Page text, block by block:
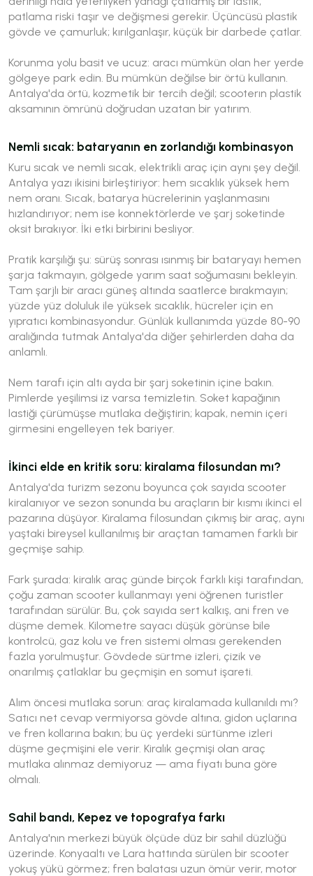
patlama riski taşır ve değişmesi gerekir. Üçüncüsü plastik
gövde ve çamurluk; kırılganlaşır, küçük bir darbede çatlar.
Korunma yolu basit ve ucuz: aracı mümkün olan her yerde
gölgeye park edin. Bu mümkün değilse bir örtü kullanın.
Antalya'da örtü, kozmetik bir tercih değil; scooterın plastik
aksamının ömrünü doğrudan uzatan bir yatırım.
Nemli sıcak: bataryanın en zorlandığı kombinasyon
Kuru sıcak ve nemli sıcak, elektrikli araç için aynı şey değil.
Antalya yazı ikisini birleştiriyor: hem sıcaklık yüksek hem
nem oranı. Sıcak, batarya hücrelerinin yaşlanmasını
hızlandırıyor; nem ise konnektörlerde ve şarj soketinde
oksit bırakıyor. İki etki birbirini besliyor.
Pratik karşılığı şu: sürüş sonrası ısınmış bir bataryayı hemen
şarja takmayın, gölgede yarım saat soğumasını bekleyin.
Tam şarjlı bir aracı güneş altında saatlerce bırakmayın;
yüzde yüz doluluk ile yüksek sıcaklık, hücreler için en
yıpratıcı kombinasyondur. Günlük kullanımda yüzde 80-90
aralığında tutmak Antalya'da diğer şehirlerden daha da
anlamlı.
Nem tarafı için altı ayda bir şarj soketinin içine bakın.
Pimlerde yeşilimsi iz varsa temizletin. Soket kapağının
lastiği çürümüşse mutlaka değiştirin; kapak, nemin içeri
girmesini engelleyen tek bariyer.
İkinci elde en kritik soru: kiralama filosundan mı?
Antalya'da turizm sezonu boyunca çok sayıda scooter
kiralanıyor ve sezon sonunda bu araçların bir kısmı ikinci el
pazarına düşüyor. Kiralama filosundan çıkmış bir araç, aynı
yaştaki bireysel kullanılmış bir araçtan tamamen farklı bir
geçmişe sahip.
Fark şurada: kiralık araç günde birçok farklı kişi tarafından,
çoğu zaman scooter kullanmayı yeni öğrenen turistler
tarafından sürülür. Bu, çok sayıda sert kalkış, ani fren ve
düşme demek. Kilometre sayacı düşük görünse bile
kontrolcü, gaz kolu ve fren sistemi olması gerekenden
fazla yorulmuştur. Gövdede sürtme izleri, çizik ve
onarılmış çatlaklar bu geçmişin en somut işareti.
Alım öncesi mutlaka sorun: araç kiralamada kullanıldı mı?
Satıcı net cevap vermiyorsa gövde altına, gidon uçlarına
ve fren kollarına bakın; bu üç yerdeki sürtünme izleri
düşme geçmişini ele verir. Kiralık geçmişi olan araç
mutlaka alınmaz demiyoruz — ama fiyatı buna göre
olmalı.
Sahil bandı, Kepez ve topografya farkı
Antalya'nın merkezi büyük ölçüde düz bir sahil düzlüğü
üzerinde. Konyaaltı ve Lara hattında sürülen bir scooter
yokuş yükü görmez; fren balatası uzun ömür verir, motor